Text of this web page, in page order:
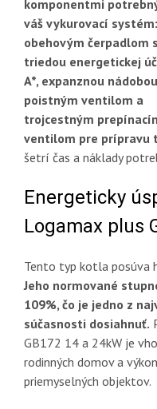
komponentmi
váš vykurovací systém:
obehovým čerpadlom s
triedou energetickej
A*, expanznou
poistným ventilom a
trojcestným
ventilom pre prípravu
šetrí čas a náklady
Energeticky
Logamax plus
Tento typ kotla posúva
Jeho normované
109%, čo je jedno z
súčasnosti dosiahnuť.
GB172 14 a 24kW je
rodinných domov a
priemyselných objektov.